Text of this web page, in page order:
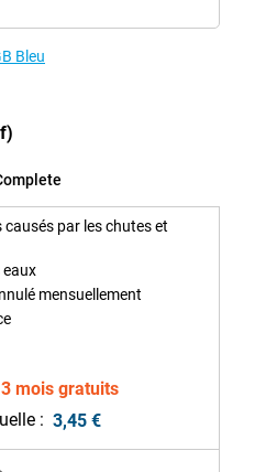
Bleu
causés par les chutes et
eaux
mensuellement
mois gratuits
: 3,45 €